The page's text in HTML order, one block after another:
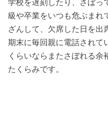
学校を遅刻したり、さぼっ
級や卒業をいつも危ぶまれ
ざんして、欠席した日を出
期末に毎回親に電話されて
くらいならまたさぼれる余
たくらみです。